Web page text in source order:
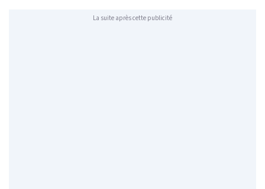
La suite après cette publicité